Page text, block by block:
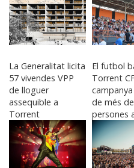
La Generalitat licita
57 vivendes VPP
de lloguer
assequible a
Torrent
El futbol
Torrent
de més
persones
Gregori